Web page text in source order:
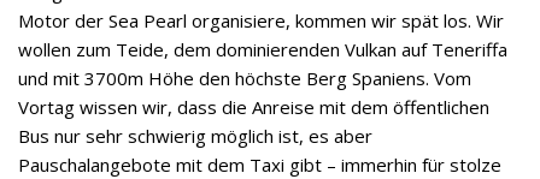
Motor der Sea Pearl organisiere, kommen wir spät los. Wir
wollen zum Teide, dem dominierenden Vulkan auf Teneriffa
und mit 3700m Höhe den höchste Berg Spaniens. Vom
Vortag wissen wir, dass die Anreise mit dem öffentlichen
Bus nur sehr schwierig möglich ist, es aber
Pauschalangebote mit dem Taxi gibt – immerhin für stolze